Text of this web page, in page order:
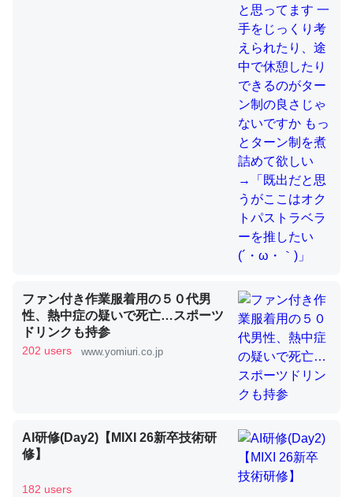
ずキチンを強化してる筈だが、酵素が違うのか？
─ニュース :: 【研究発表】昆虫学の大問題＝「昆虫はなぜ海にいな
これを元に考えるとカルシウムを大量に使う脊椎動物と貝
類は苦労してるんだな…。腹足類だと殻を無くしてナメク
─ニュース :: 【研究発表】昆虫学の大問題＝「昆虫はなぜ海にいな
ウチもEchoを実家に置いて４年。でたまに覗いてる。ぼ
ちぼちRingも置こうかと画策中。あと、Googleマップで
位置情報を共有してる。電池残量や充電中かが分かるので
─たまにLINEするくらいだった遠方の父67歳と僕。ITツール導入で
ファン付き作業服着用の５０代男
性、熱中症の疑いで死亡…スポーツ
ドリンクも持参
202 users www.yomiuri.co.jp
AI研修(Day2)【MIXI 26新卒技術研
修】
182 users